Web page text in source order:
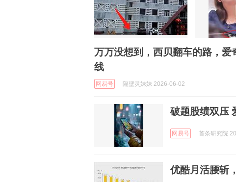
万万没想到，西贝翻车的路，
线
网易号 隔壁灵妹妹 2026-06-02
破题股绩双压
网易号 首条研究院
优酷月活腰斩